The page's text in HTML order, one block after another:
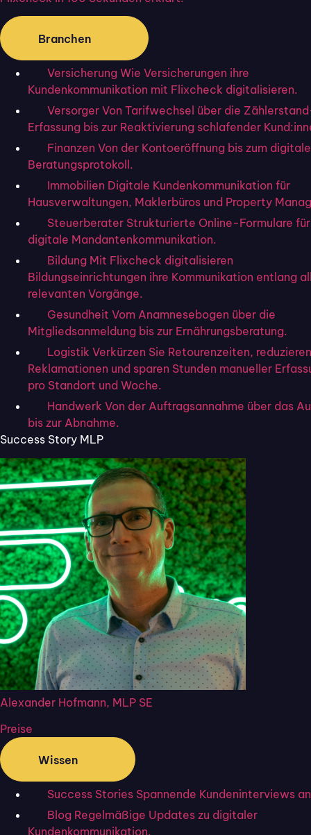
Branchen
Versicherung Wie Versicherungen ihre
Kundenkommunikation mit Flixcheck digitalisieren.
Versorger Von Tarifwechsel über die
Erfassung bis zur Reaktivierung schlafender
Finanzen Von der Kontoeröffnung bis zum
Beratungsprotokoll.
Immobilien Digitale Kundenkommunikation für
Hausverwaltungen, Maklerbüros und Property
Steuerberater Strukturierte Online-Formulare
digitale Mandantenkommunikation.
Bildung Mit Flixcheck digitalisieren
Bildungseinrichtungen ihre Kommunikation entlang
relevanten Vorgänge.
Gesundheit Vom Anamnesebogen über die
Mitgliedsanmeldung bis zur Ernährungsberatung.
Logistik Verkürzen Sie Retourenzeiten, reduzieren
Reklamationen und sparen Stunden manueller
pro Standort und Woche.
Handwerk Von der Auftragsannahme über das
bis zur Abnahme.
Success Story MLP
Alexander Hofmann, MLP SE
Preise
Wissen
Success Stories Spannende Kundeninterviews
Blog Regelmäßige Updates zu digitaler
Kundenkommunikation.
Routineaufgaben
Ein zentrales Feature moderner Ticketsysteme ist die
Fähigkeit, Routineaufgaben zu automatisieren. Das
schließt dieautomatische Ticketzuweisungbasierend
auf Schlagwörtern, die Priorisierung von Anfragen und das
Versenden von automatisierten Antworten auf häufig
gestellte Fragen ein. Solche Automatisierungen helfen,
die Antwortzeiten zu verkürzen und dieLösequote des
Kundensupportteams zu erhöhen
Integrationen mit anderen Tools
Die beste Helpdesk-Software bietet nahtlose
Integrationenmit anderen Geschäftstools, die im
Unternehmen genutzt werden, wie CRM-Systeme,
Projektmanagement-Software und Kommunikationstools.
Self-Service-Optionen
Ein weiteres wichtiges Merkmal ist die Bereitstellung von
Self-Service-Optionendurch eine Wissensdatenbank
oder ein Kundenportal, wo Kund:innen schnelle Antworten
Mitarbeiter:innen kontaktieren zu müssen.
Mobiler Zugriff der Helpdesk-
Software
Die Möglichkeit, das Ticketsystem über mobile Geräte zu
nutzen, ist ausschlaggebend für Teams, dieflexibel oder
remote arbeiten.